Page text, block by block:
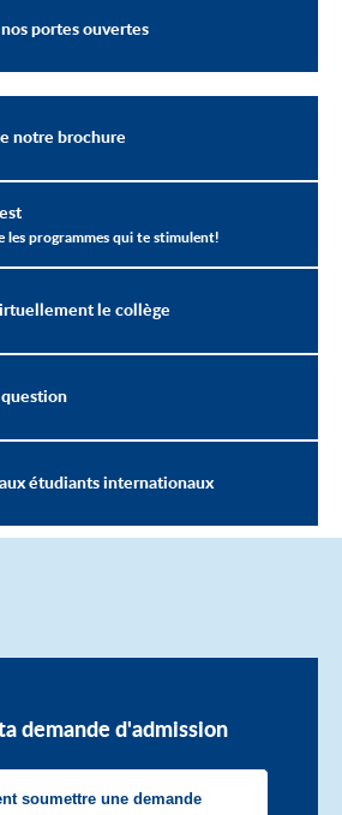
portes ouvertes
notre brochure
les programmes qui te stimulent!
le collège
question
étudiants internationaux
demande d'admission
soumettre une demande